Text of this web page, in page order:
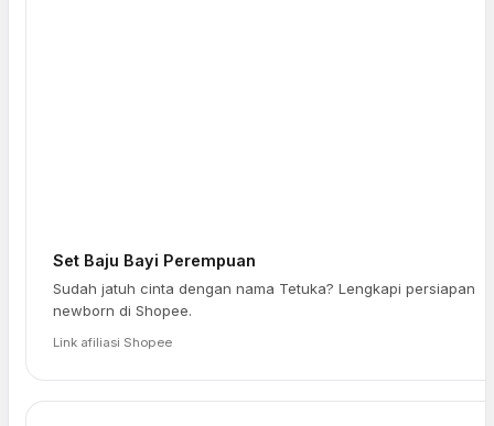
Set Baju Bayi Perempuan
Sudah jatuh cinta dengan nama Tetuka? Lengkapi persiapan
newborn di Shopee.
Link afiliasi Shopee